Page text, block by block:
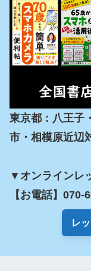
東京都：八王子
市・相模原近辺
▼オンラインレ
【お電話】
レ